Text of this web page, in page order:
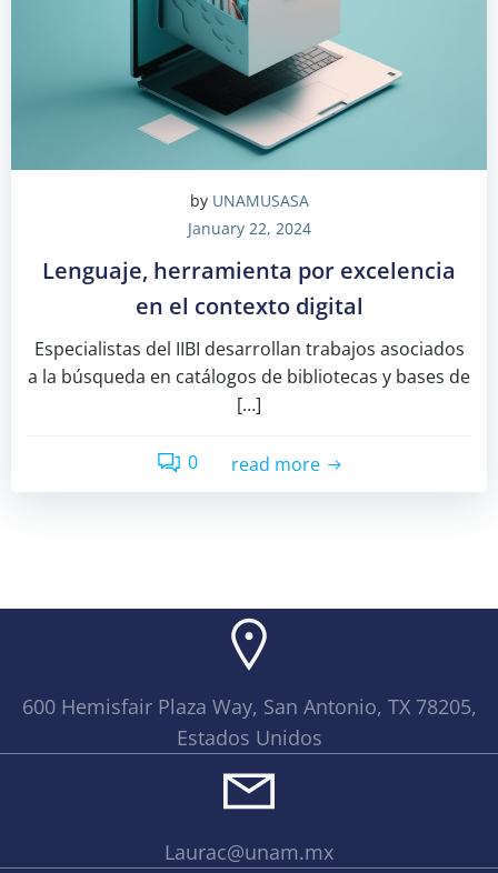
by UNAMUSASA
January 22, 2024
Lenguaje, herramienta por excelencia
en el contexto digital
Especialistas del IIBI desarrollan trabajos asociados
a la búsqueda en catálogos de bibliotecas y bases de
[…]
0 read more
600 Hemisfair Plaza Way, San Antonio, TX 78205,
Estados Unidos
Laurac@unam.mx